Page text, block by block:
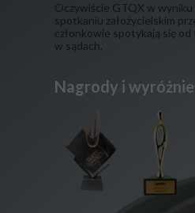
​Oczywiście GTQX w wyniku
spotkaniu założycielskim
członkowie spotykają się od
w sądach.
Nagrody i